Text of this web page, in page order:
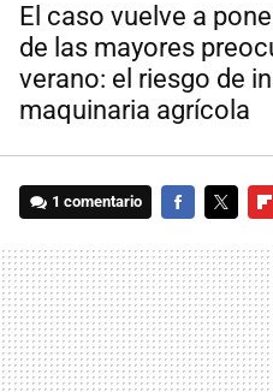
El caso vuelve a
de las mayores
verano: el riesgo de
maquinaria agrícola
1 comentario